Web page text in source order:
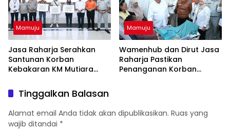
Mamuju
Jasa Raharja Serahkan
Santunan Korban
Kebakaran KM Mutiara
Kehadiran Negara
Mamuju
Wamenhub dan Dirut Jasa
Raharja Pastikan
Penanganan Korban
Tinggalkan Balasan
Alamat email Anda tidak akan dipublikasikan. Ruas yang
wajib ditandai *